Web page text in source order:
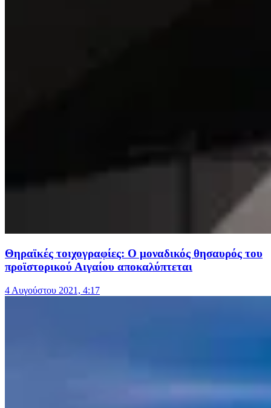
Θηραϊκές τοιχογραφίες: Ο μοναδικός θησαυρός του
προϊστορικού Αιγαίου αποκαλύπτεται
4 Αυγούστου 2021, 4:17